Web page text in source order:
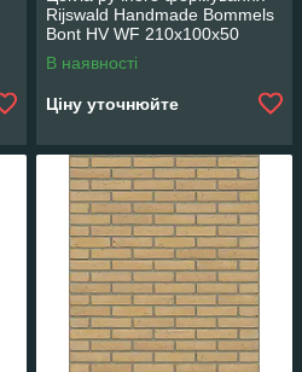
Rijswald Handmade Bommels
Bont HV WF 210x100x50
В наявності
Ціну уточнюйте